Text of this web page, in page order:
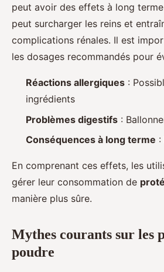
peut avoir des effets à long
peut surcharger les reins et
complications rénales. Il est
les dosages recommandés pour
Réactions allergiques :
ingrédients
Problèmes digestifs :
Conséquences à long terme :
En comprenant ces effets, les
gérer leur consommation de
manière plus sûre.
Mythes courants sur les
poudre